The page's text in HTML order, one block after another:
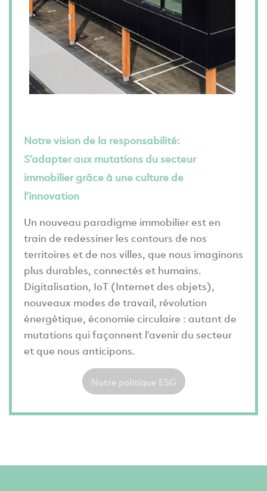
confiance accordée aux informations fournies, y
compris, mais non exclusivement, toute perte de
bénéfice ou tout autre dommage direct ou consécutif.
Notre vision de la responsabilité:
S’adapter aux mutations du secteur
immobilier grâce à une culture de
l’innovation
Un nouveau paradigme immobilier est en
train de redessiner les contours de nos
territoires et de nos villes, que nous imaginons
plus durables, connectés et humains.
Digitalisation, IoT (Internet des objets),
nouveaux modes de travail, révolution
énergétique, économie circulaire : autant de
mutations qui façonnent l’avenir du secteur
et que nous anticipons.
Notre politique ESG